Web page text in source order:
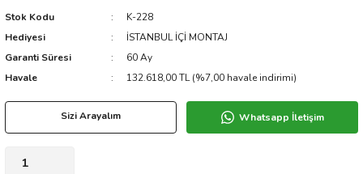
Stok Kodu
K-228
Hediyesi
İSTANBUL İÇİ MONTAJ
Garanti Süresi
60 Ay
Havale
132.618,00 TL (%7,00 havale indirimi)
Sizi Arayalım Whatsapp İletişim